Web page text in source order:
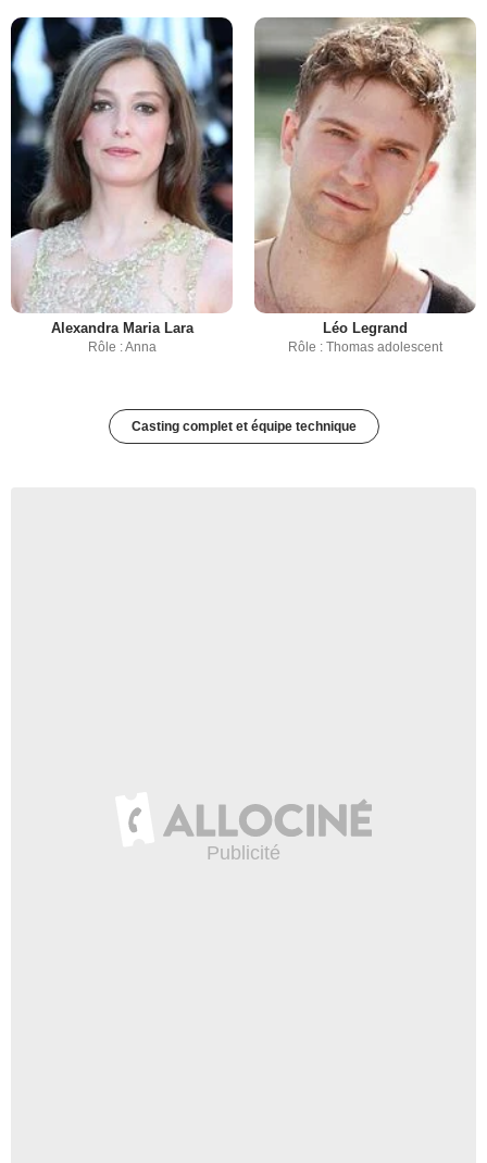
Alexandra Maria Lara
Rôle : Anna
Léo Legrand
Rôle : Thomas adolescent
Casting complet et équipe technique